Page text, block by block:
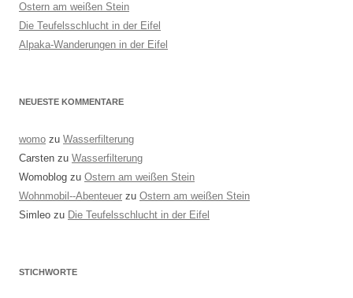
Ostern am weißen Stein
Die Teufelsschlucht in der Eifel
Alpaka-Wanderungen in der Eifel
NEUESTE KOMMENTARE
womo zu Wasserfilterung
Carsten zu Wasserfilterung
Womoblog zu Ostern am weißen Stein
Wohnmobil--Abenteuer zu Ostern am weißen Stein
Simleo zu Die Teufelsschlucht in der Eifel
STICHWORTE